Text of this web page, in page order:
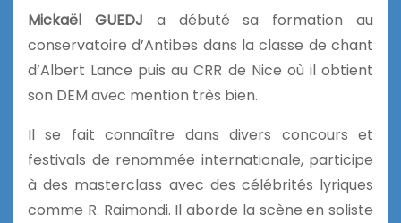
Mickaël GUEDJ a débuté sa formation au
conservatoire d’Antibes dans la classe de chant
d’Albert Lance puis au CRR de Nice où il obtient
son DEM avec mention très bien.
Il se fait connaître dans divers concours et
festivals de renommée internationale, participe
à des masterclass avec des célébrités lyriques
comme R. Raimondi. Il aborde la scène en soliste